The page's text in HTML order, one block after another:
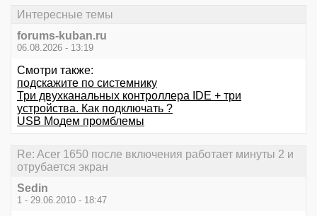
Интересные темы
forums-kuban.ru
06.08.2026 - 13:19
Смотри также:
подскажите по системнику
Три двухканальных контроллера IDE + три
устройства. Как подключать ?
USB Модем промблемы
Re: Acer 1650 после включения работает минуты 2 и
отрубается экран
Sedin
1 - 29.06.2010 - 18:47